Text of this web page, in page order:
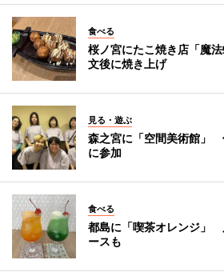
食べる
桜ノ宮にたこ焼き店「魔
文後に焼き上げ
見る・遊ぶ
森之宮に「空間美術館」
に参加
食べる
都島に「喫茶オレンジ」
ースも